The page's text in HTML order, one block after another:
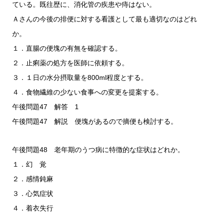
ている。既往歴に、消化管の疾患や痔はない。
Ａさんの今後の排便に対する看護として最も適切なのはどれ
か。
１．直腸の便塊の有無を確認する。
２．止痢薬の処方を医師に依頼する。
３．１日の水分摂取量を800ml程度とする。
４．食物繊維の少ない食事への変更を提案する。
午後問題47 解答 1
午後問題47 解説 便塊があるので摘便も検討する。
午後問題48 老年期のうつ病に特徴的な症状はどれか。
１．幻 覚
２．感情鈍麻
３．心気症状
４．着衣失行